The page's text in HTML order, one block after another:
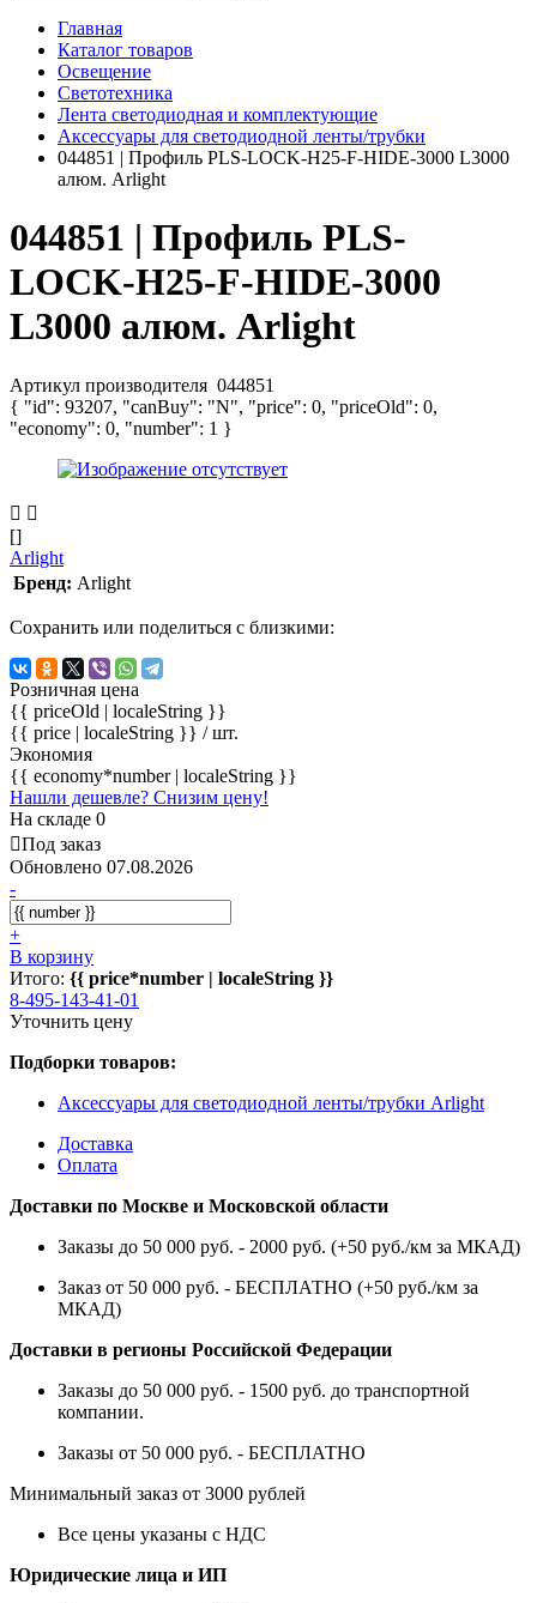
Главная
Каталог товаров
Освещение
Светотехника
Лента светодиодная и комплектующие
Аксессуары для светодиодной ленты/трубки
044851 | Профиль PLS-LOCK-H25-F-HIDE-3000 L3000
алюм. Arlight
044851 | Профиль PLS-
LOCK-H25-F-HIDE-3000
L3000 алюм. Arlight
Артикул производителя 044851
{ "id": 93207, "canBuy": "N", "price": 0, "priceOld": 0,
"economy": 0, "number": 1 }
[]
Arlight
Бренд: Arlight
Сохранить или поделиться с близкими:
Розничная цена
{{ priceOld | localeString }}
{{ price | localeString }} / шт.
Экономия
{{ economy*number | localeString }}
Нашли дешевле? Снизим цену!
На складе 0
Под заказ
Обновлено 07.08.2026
-
+
В корзину
Итого: {{ price*number | localeString }}
8-495-143-41-01
Уточнить цену
Подборки товаров:
Аксессуары для светодиодной ленты/трубки Arlight
Доставка
Оплата
Доставки по Москве и Московской области
Заказы до 50 000 руб. - 2000 руб. (+50 руб./км за МКАД)
Заказ от 50 000 руб. - БЕСПЛАТНО (+50 руб./км за
МКАД)
Доставки в регионы Российской Федерации
Заказы до 50 000 руб. - 1500 руб. до транспортной
компании.
Заказы от 50 000 руб. - БЕСПЛАТНО
Минимальный заказ от 3000 рублей
Все цены указаны с НДС
Юридические лица и ИП